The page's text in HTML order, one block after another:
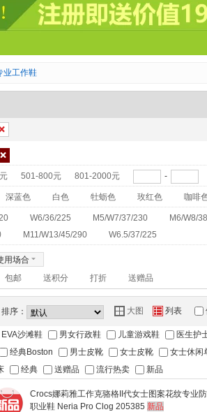
业工作鞋
×
501-800元 801-2000元 -
深蓝色 白色 牡蛎色 玫红色 咖啡
W6/36/225 M5/W7/37/230 M6/W8/
M11/W13/45/290 W6.5/37/225
用场合 6
包邮 送积分 打折 送赠品
排序： Y 大图 Z 列表
EVA沙滩鞋 男女行政鞋 儿童游戏鞋 医生护
经典Boston 男士皮靴 女士皮靴 女士休闲
经典 送赠品 流行热卖 新品
Crocs娜莉雅工作克骆格II代女士图案花纹专业
职业鞋 Neria Pro Clog 205385 新品